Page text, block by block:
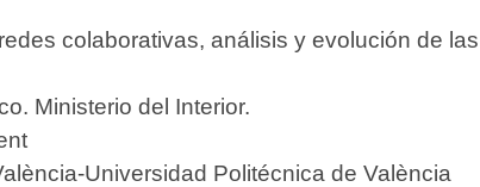
colaborativas, análisis y evolución de
Ministerio del Interior.
Universidad Politécnica de València